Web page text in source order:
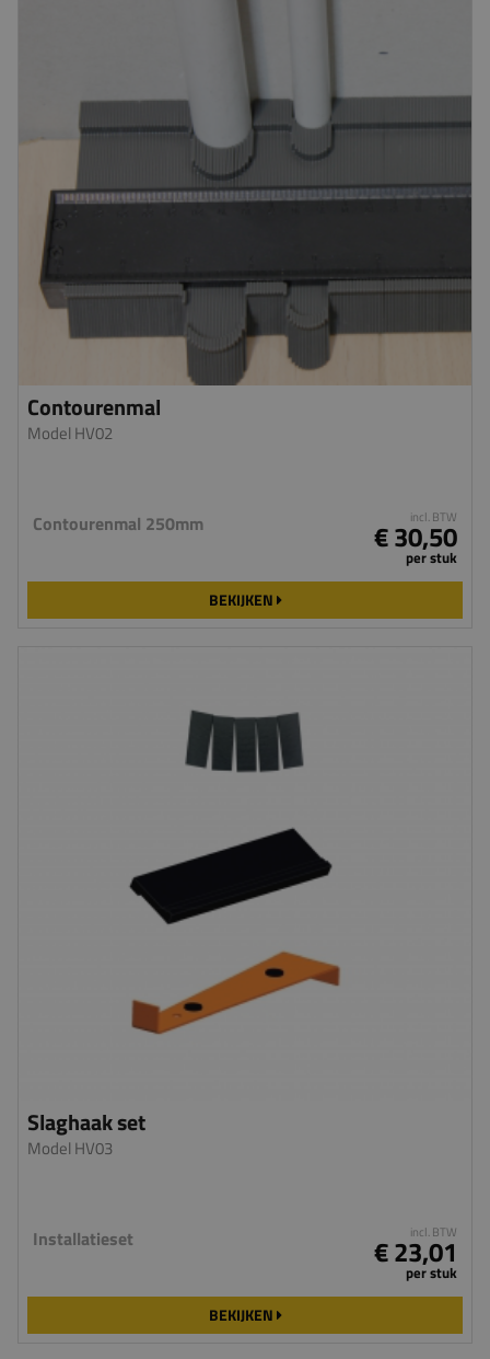
Contourenmal
Model HV02
Contourenmal 250mm incl. BTW
€ 30,50
per stuk
BEKIJKEN
Slaghaak set
Model HV03
Installatieset incl. BTW
€ 23,01
per stuk
BEKIJKEN